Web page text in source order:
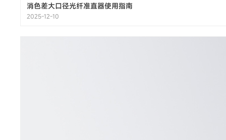
消色差大口径光纤准直器使用指南
2025-12-10